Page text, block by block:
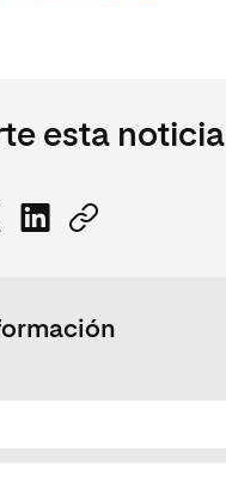
esta noticia